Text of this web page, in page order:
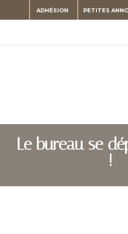
PETITES
ADHÉSION
Le bureau se
!